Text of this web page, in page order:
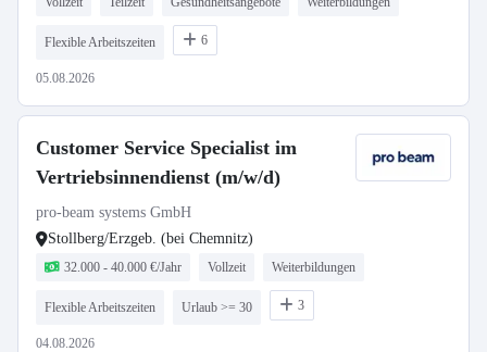
Flexible Arbeitszeiten 6
05.08.2026
Customer Service Specialist im
Vertriebsinnendienst (m/w/d)
pro-beam systems GmbH
Stollberg/Erzgeb. (bei Chemnitz)
32.000 - 40.000 €/Jahr Vollzeit Weiterbildungen
Flexible Arbeitszeiten Urlaub >= 30 3
04.08.2026